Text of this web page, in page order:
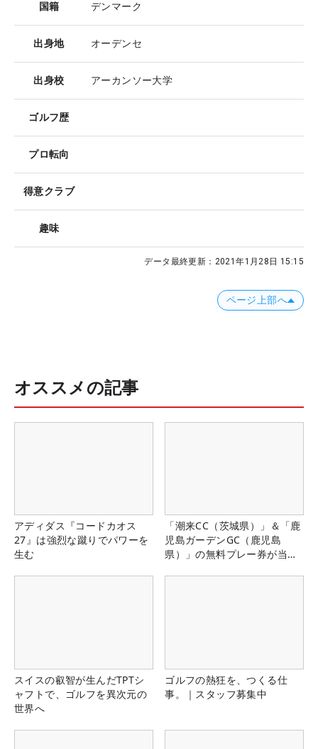
国籍 デンマーク
出身地 オーデンセ
出身校 アーカンソー大学
ゴルフ歴
プロ転向
得意クラブ
趣味
データ最終更新： 2021年1月28日 15:15
ページ上部へ
オススメの記事
アディダス『コードカオス
27』は強烈な蹴りでパワーを
生む
「潮来CC（茨城県）」＆「鹿
児島ガーデンGC（鹿児島
県）」の無料プレー券が当た
スイスの叡智が生んだTPTシ
ャフトで、ゴルフを異次元の
世界へ
ゴルフの熱狂を、つくる仕
事。｜スタッフ募集中